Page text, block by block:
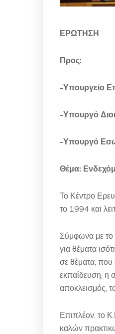
ΕΡΩΤΗΣΗ
Προς:
-Υπουργείο
-Υπουργό
-Υπουργό
Θέμα:
Το Κέντρο
το 1994 και
Σύμφωνα με το
για θέματα
σε θέματα, που
εκπαίδευση, η
αποκλεισμός,
Επιπλέον, το
καλών